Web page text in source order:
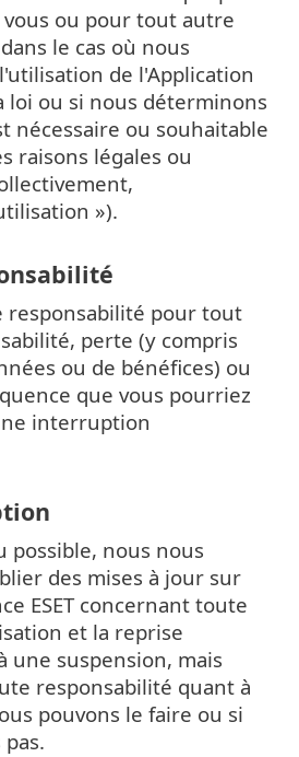
ou pour tout autre
le cas où nous
de l'Application
loi ou si nous déterminons
nécessaire ou souhaitable
raisons légales ou
»).
responsabilité pour tout
perte (y compris
ou de bénéfices) ou
que vous pourriez
interruption
possible, nous nous
des mises à jour sur
ESET concernant toute
et la reprise
une suspension, mais
responsabilité quant à
pouvons le faire ou si